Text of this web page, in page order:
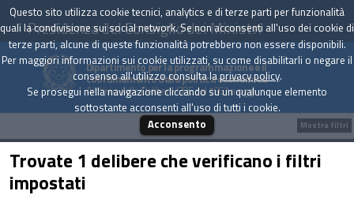
Presidenza del Consiglio dei Ministri
Dipartimento per la programmazione e il
coordinamento della politica economica
Archivio delle Delibere CIPE dal 1967 a oggi
Trovate 1 delibere che verificano i filtri
impostati
Mostra filtri
Questo sito utilizza cookie tecnici, analytics e di terze parti per funzionalità
quali la condivisione sui social network. Se non acconsenti all'uso dei cookie di
terze parti, alcune di queste funzionalità potrebbero non essere disponibili.
Per maggiori informazioni sui cookie utilizzati, su come disabilitarli o negare il
consenso all'utilizzo consulta laprivacy policy.
Se prosegui nella navigazione cliccando su un qualunque elemento
sottostante acconsenti all'uso di tutti i cookie.
Acconsento